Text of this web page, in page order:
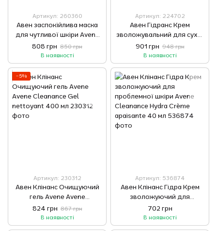
Артикул: 260360
Авен заспокійлива маска
для чутливої шкіри Avene
Masque apaisant hydratant,
50 мл
808 грн 850 грн
В наявності
Артикул: 224702
Авен Гідранс Крем
зволожувальний для сухої
чутливої шкіри Avene
Hydrance Riche 40 мл
901 грн 948 грн
В наявності
−5%
Артикул: 230312
Авен Клінанс Очищуючий
гель Avene Avene
Cleanance Gel nettoyant
400 мл
824 грн 867 грн
В наявності
Артикул: 536874
Авен Клінанс Гідра Крем
зволожуючий для
проблемної шкіри Avene
Cleanance Hydra Crème
apaisante 40 мл
702 грн
В наявності